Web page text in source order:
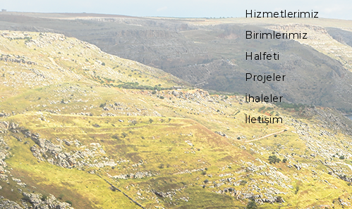
Hizmetlerimiz
Birimlerimiz
Halfeti
Projeler
İhaleler
İletişim